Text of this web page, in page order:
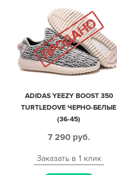
ADIDAS YEEZY BOOST 350
TURTLEDOVE ЧЕРНО-БЕЛЫЕ
(36-45)
7 290 руб.
Заказать в 1 клик